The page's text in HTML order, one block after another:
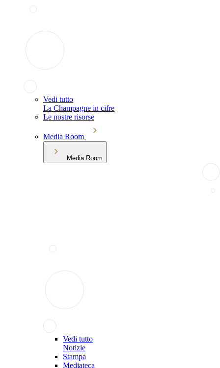
Vedi tutto
La Champagne in cifre
Le nostre risorse
Media Room
Media Room
Vedi tutto
Notizie
Stampa
Mediateca